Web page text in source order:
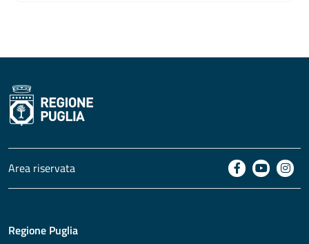
Area riservata
Regione Puglia